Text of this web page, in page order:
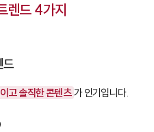
렌드 4가지
고 솔직한 콘텐츠 가 인기입니다.